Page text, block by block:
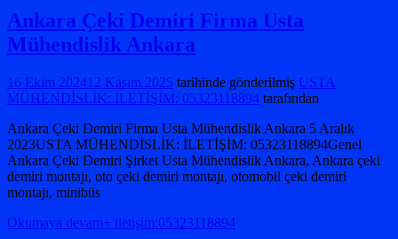
Ankara Çeki Demiri Firma Usta
Mühendislik Ankara
16 Ekim 202412 Kasım 2025 tarihinde gönderilmiş USTA
MÜHENDİSLİK: İLETİŞİM: 05323118894 tarafından
Ankara Çeki Demiri Firma Usta Mühendislik Ankara 5 Aralık
2023USTA MÜHENDİSLİK: İLETİŞİM: 05323118894Genel
Ankara Çeki Demiri Şirket Usta Mühendislik Ankara, Ankara çeki
demiri montajı, oto çeki demiri montajı, otomobil çeki demiri
montajı, minibüs
Okumaya devam+ iletişim:05323118894